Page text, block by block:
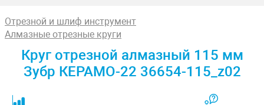
Отрезной и шлиф инструмент
Алмазные отрезные круги
Круг отрезной алмазный 115 мм
Зубр КЕРАМО-22 36654-115_z02